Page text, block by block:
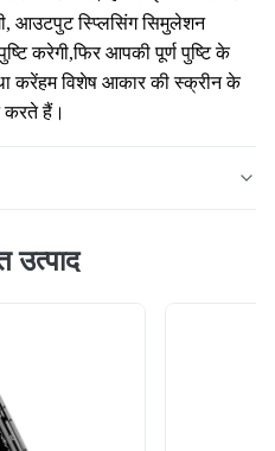
आउटपुट स्प्लिसिंग सिमुलेशन
करेगी,फिर आपकी पूर्ण पुष्टि के
करेंहम विशेष आकार की स्क्रीन के
करते हैं।
करता है। 3840Hz हाई
उत्पाद